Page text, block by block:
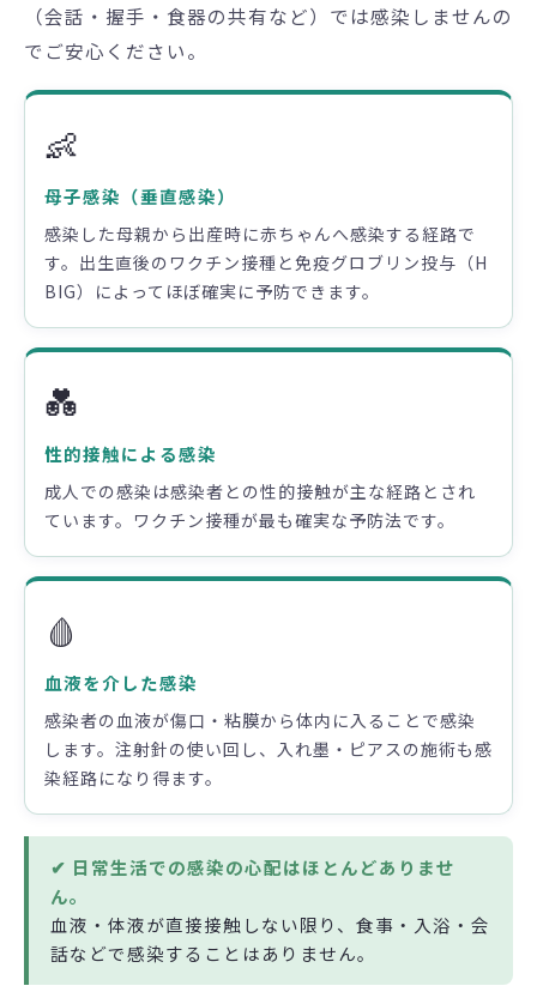
（会話・握手・食器の共有など）では感染しませんの
でご安心ください。
👶
母子感染（垂直感染）
感染した母親から出産時に赤ちゃんへ感染する経路で
す。出生直後のワクチン接種と免疫グロブリン投与（H
BIG）によってほぼ確実に予防できます。
💑
性的接触による感染
成人での感染は感染者との性的接触が主な経路とされ
ています。ワクチン接種が最も確実な予防法です。
🩸
血液を介した感染
感染者の血液が傷口・粘膜から体内に入ることで感染
します。注射針の使い回し、入れ墨・ピアスの施術も感
染経路になり得ます。
✔ 日常生活での感染の心配はほとんどありませ
ん。
血液・体液が直接接触しない限り、食事・入浴・会
話などで感染することはありません。